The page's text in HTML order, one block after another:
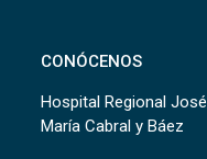
CONÓCENOS
Hospital Regional José
María Cabral y Báez